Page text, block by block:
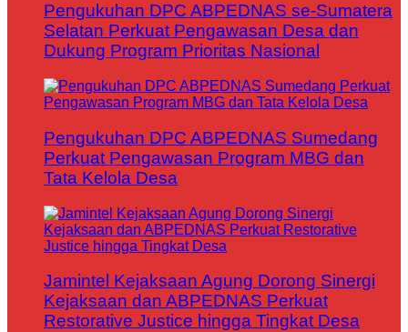
Pengukuhan DPC ABPEDNAS se-Sumatera
Selatan Perkuat Pengawasan Desa dan
Dukung Program Prioritas Nasional
Pengukuhan DPC ABPEDNAS Sumedang
Perkuat Pengawasan Program MBG dan
Tata Kelola Desa
Jamintel Kejaksaan Agung Dorong Sinergi
Kejaksaan dan ABPEDNAS Perkuat
Restorative Justice hingga Tingkat Desa